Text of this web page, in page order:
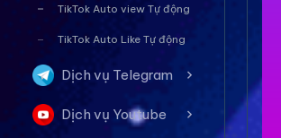
TikTok Auto view Tự động
TikTok Auto Like Tự động
Dịch vụ Telegram
Dịch vụ Youtube